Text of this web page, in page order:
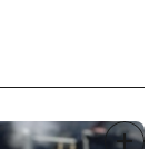
伴い、姫役や侍役
ンカーが出店いた
の運行はございま
コラムはコチラ！